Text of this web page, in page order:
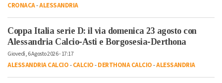
CRONACA-ALESSANDRIA
Coppa Italia serie D: il via domenica 23 agosto con
Alessandria Calcio-Asti e Borgosesia-Derthona
Giovedì, 6 Agosto 2026 - 17:17
ALESSANDRIA CALCIO-CALCIO-DERTHONA CALCIO-ALESSANDRIA